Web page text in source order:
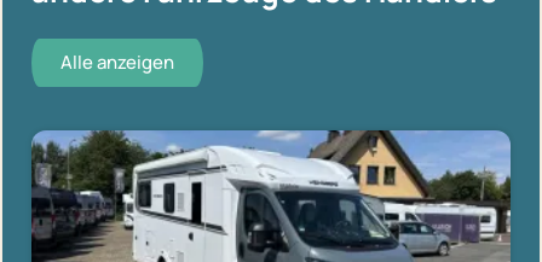
Alle anzeigen